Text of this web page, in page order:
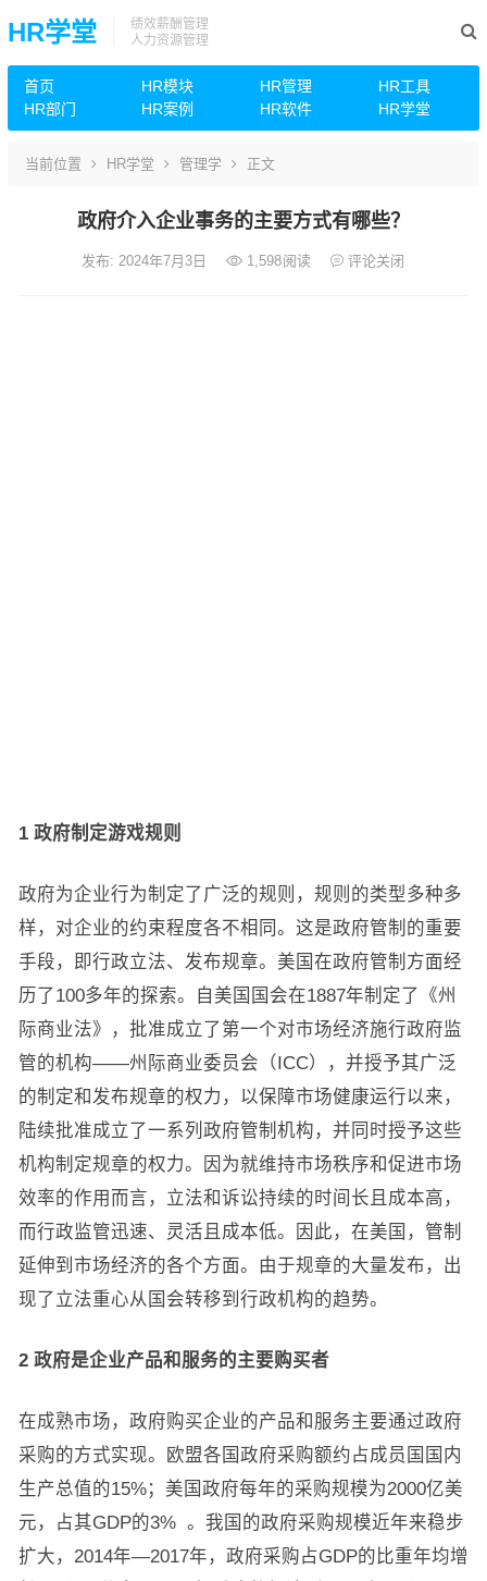
HR学堂
绩效薪酬管理
人力资源管理
首页 HR模块 HR管理
HR工具
HR部门
HR案例 HR软件 HR学堂
当前位置 HR学堂 管理学 正文
政府介入企业事务的主要方式有哪些？
发布: 2024年7月3日 1,598阅读 评论关闭
1 政府制定游戏规则
政府为企业行为制定了广泛的规则，规则的类型多种多
样，对企业的约束程度各不相同。这是政府管制的重要
手段，即行政立法、发布规章。美国在政府管制方面经
历了100多年的探索。自美国国会在1887年制定了《州
际商业法》，批准成立了第一个对市场经济施行政府监
管的机构——州际商业委员会（ICC），并授予其广泛
的制定和发布规章的权力，以保障市场健康运行以来，
陆续批准成立了一系列政府管制机构，并同时授予这些
机构制定规章的权力。因为就维持市场秩序和促进市场
效率的作用而言，立法和诉讼持续的时间长且成本高，
而行政监管迅速、灵活且成本低。因此，在美国，管制
延伸到市场经济的各个方面。由于规章的大量发布，出
现了立法重心从国会转移到行政机构的趋势。
2 政府是企业产品和服务的主要购买者
在成熟市场，政府购买企业的产品和服务主要通过政府
采购的方式实现。欧盟各国政府采购额约占成员国国内
生产总值的15%；美国政府每年的采购规模为2000亿美
元，占其GDP的3% 。我国的政府采购规模近年来稳步
扩大，2014年—2017年，政府采购占GDP的比重年均增